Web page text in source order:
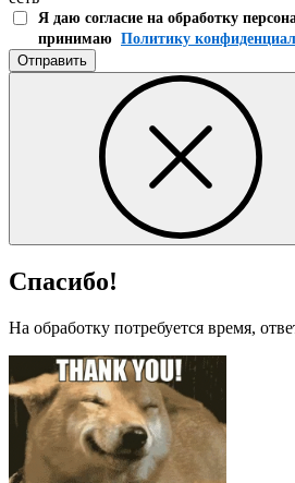
Я даю согласие на обработку
принимаю Политику
Отправить
Спасибо!
На обработку потребуется время,